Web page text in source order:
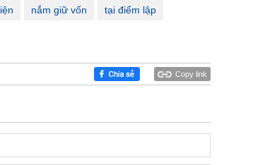
nắm giữ vốn tại điểm lập
Copy link